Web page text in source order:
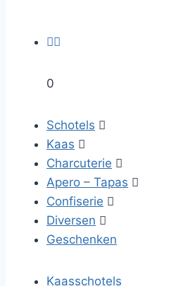

0
Schotels 
Kaas 
Charcuterie 
Apero – Tapas 
Confiserie 
Diversen 
Geschenken
Kaasschotels